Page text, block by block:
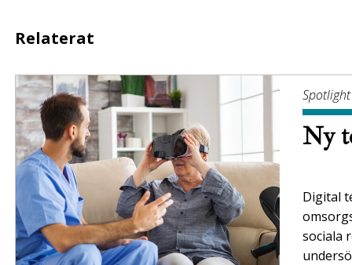
Relaterat
Spotlight
Ny
Digital
sociala